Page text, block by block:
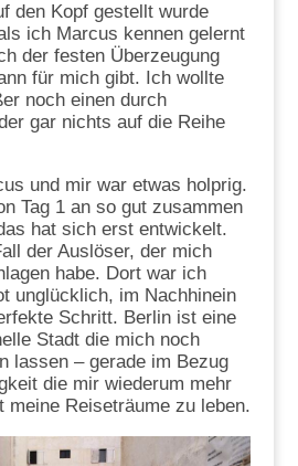
den Kopf gestellt wurde
ich Marcus kennen gelernt
der festen Überzeugung
für mich gibt. Ich wollte
noch einen durch
gar nichts auf die Reihe
und mir war etwas holprig.
Tag 1 an so gut zusammen
hat sich erst entwickelt.
der Auslöser, der mich
habe. Dort war ich
unglücklich, im Nachhinein
Schritt. Berlin ist eine
Stadt die mich noch
lassen – gerade im Bezug
die mir wiederum mehr
meine Reiseträume zu leben.